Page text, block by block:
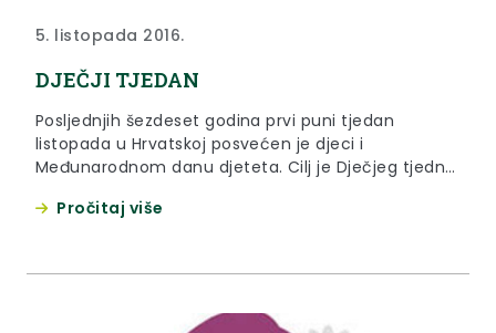
5. listopada 2016.
DJEČJI TJEDAN
Posljednjih šezdeset godina prvi puni tjedan
listopada u Hrvatskoj posvećen je djeci i
Međunarodnom danu djeteta. Cilj je Dječjeg tjedna
potrebama i mjestu djece u društvenoj zajednici.
Pročitaj više